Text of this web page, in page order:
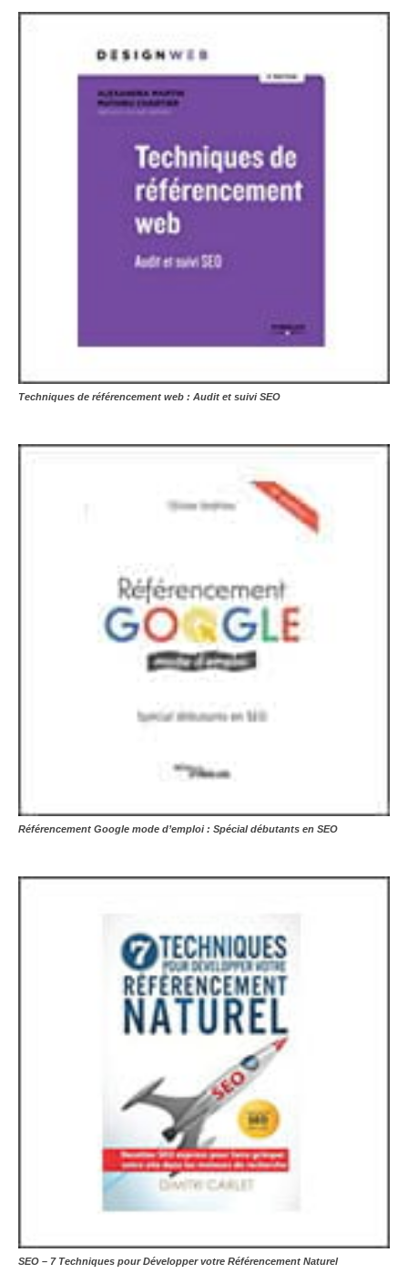
Techniques de référencement web : Audit et suivi SEO
Référencement Google mode d’emploi : Spécial débutants en SEO
SEO – 7 Techniques pour Développer votre Référencement Naturel